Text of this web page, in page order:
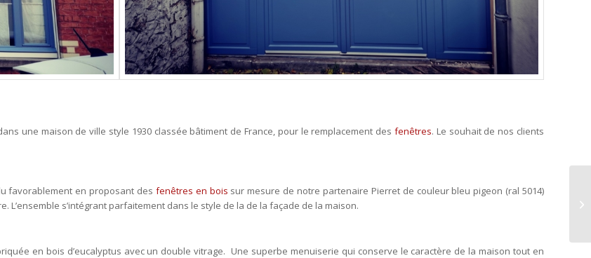
une maison de ville style 1930 classée bâtiment de France, pour le remplacement des fenêtres. Le souhait de nos clients
favorablement en proposant des fenêtres en bois sur mesure de notre partenaire Pierret de couleur bleu pigeon (ral 5014)
s’intégrant parfaitement dans le style de la de la façade de la maison.
en bois d’eucalyptus avec un double vitrage. Une superbe menuiserie qui conserve le caractère de la maison tout en